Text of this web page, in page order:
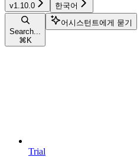
v1.10.0 한국어
Search...
⌘ K
어시스턴트에게 묻기
Trial